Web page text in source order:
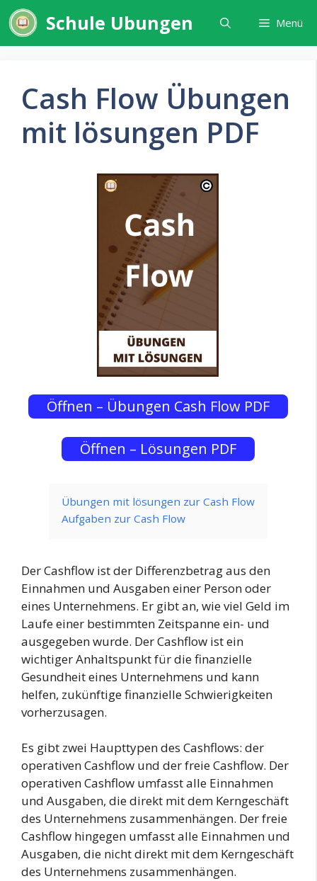
Zum
Inhalt
springen
Schule Ubungen Menü
Cash Flow Übungen
mit lösungen PDF
Öffnen – Übungen Cash Flow PDF
Öffnen – Lösungen PDF
Übungen mit lösungen zur Cash Flow
Aufgaben zur Cash Flow
Der Cashflow ist der Differenzbetrag aus den
Einnahmen und Ausgaben einer Person oder
eines Unternehmens. Er gibt an, wie viel Geld im
Laufe einer bestimmten Zeitspanne ein- und
ausgegeben wurde. Der Cashflow ist ein
wichtiger Anhaltspunkt für die finanzielle
Gesundheit eines Unternehmens und kann
helfen, zukünftige finanzielle Schwierigkeiten
vorherzusagen.
Es gibt zwei Haupttypen des Cashflows: der
operativen Cashflow und der freie Cashflow. Der
operativen Cashflow umfasst alle Einnahmen
und Ausgaben, die direkt mit dem Kerngeschäft
des Unternehmens zusammenhängen. Der freie
Cashflow hingegen umfasst alle Einnahmen und
Ausgaben, die nicht direkt mit dem Kerngeschäft
des Unternehmens zusammenhängen.